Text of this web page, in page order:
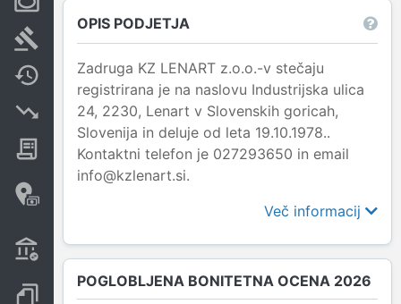
Spremembe
Insolvenčni postopki
Javna naročila
Davčne oaze in sumljive
Transakcije iz državnega
proračuna
Dokumenti in objave
OPIS PODJETJA
Zadruga KZ LENART z.o.o.-v stečaju
registrirana je na naslovu Industrijska ulica
24, 2230, Lenart v Slovenskih goricah,
Slovenija in deluje od leta 19.10.1978..
Kontaktni telefon je 027293650 in email
info@kzlenart.si.
Več informacij
POGLOBLJENA BONITETNA OCENA 2026